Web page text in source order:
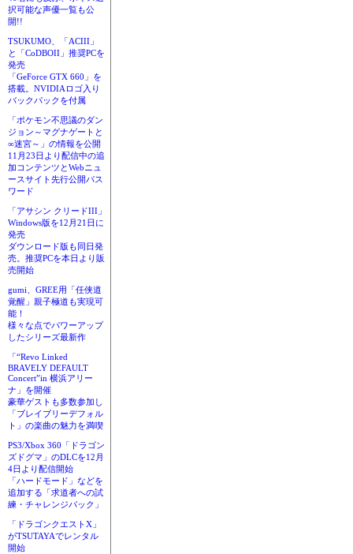
択可能な声優一覧も公
開!!
TSUKUMO、「ACIII」
と「CoDBOII」推奨PCを
発売
「GeForce GTX 660」を
搭載。NVIDIAロゴ入り
バックパックを付属
「ポケモン不思議のダン
ジョン～マグナゲートと
∞迷宮～」の情報を公開
11月23日より配信中の追
加コンテンツとWebニュ
ースサイト先行公開パス
ワード
「アサシン クリードIII」
Windows版を12月21日に
発売
ダウンロード版も同日発
売。推奨PCを本日より販
売開始
gumi、GREE用「任侠道
覚醒」親子極道も実現可
能！
様々な点でパワーアップ
したシリーズ最新作
「“Revo Linked
BRAVELY DEFAULT
Concert”in 横浜アリー
ナ」を開催
豪華ゲストも多数参加し
「ブレイブリーデフォル
ト」の楽曲の魅力を満喫
PS3/Xbox 360「ドラゴン
ズドグマ」のDLCを12月
4日より配信開始
「ハードモード」などを
追加する「求道者への試
練・チャレンジパック」
「ドラゴンクエストX」
がTSUTAYAでレンタル
開始